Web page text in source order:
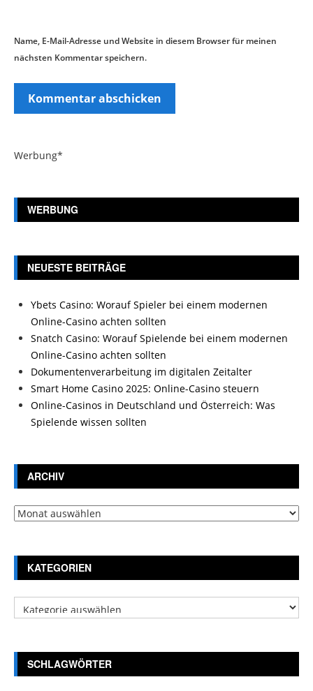
Name, E-Mail-Adresse und Website in diesem Browser für meinen
nächsten Kommentar speichern.
Werbung*
WERBUNG
NEUESTE BEITRÄGE
Ybets Casino: Worauf Spieler bei einem modernen
Online-Casino achten sollten
Snatch Casino: Worauf Spielende bei einem modernen
Online-Casino achten sollten
Dokumentenverarbeitung im digitalen Zeitalter
Smart Home Casino 2025: Online-Casino steuern
Online-Casinos in Deutschland und Österreich: Was
Spielende wissen sollten
ARCHIV
Archiv
KATEGORIEN
Kategorien
SCHLAGWÖRTER